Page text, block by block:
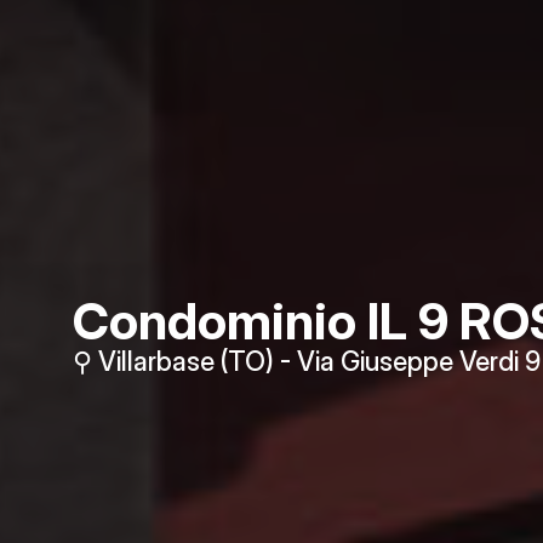
Condominio IL 9
⚲ Villarbase (TO) - Via Giuseppe Verdi 9